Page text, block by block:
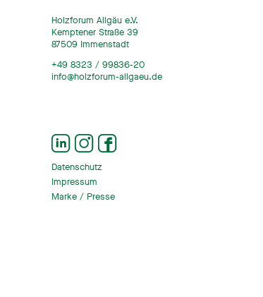
Holzforum Allgäu e.V.
Kemptener Straße 39
87509 Immenstadt
+49 8323 / 99836-20
info@holzforum-allgaeu.de
Datenschutz
Impressum
Marke / Presse